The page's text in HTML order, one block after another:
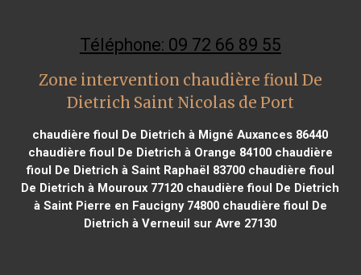
Téléphone: 09 72 66 89 55
Zone intervention chaudière fioul De
Dietrich Saint Nicolas de Port
chaudière fioul De Dietrich à Migné Auxances 86440
chaudière fioul De Dietrich à Orange 84100chaudière
fioul De Dietrich à Saint Raphaël 83700chaudière fioul
De Dietrich à Mouroux 77120 chaudière fioul De Dietrich
à Saint Pierre en Faucigny 74800chaudière fioul De
Dietrich à Verneuil sur Avre 27130